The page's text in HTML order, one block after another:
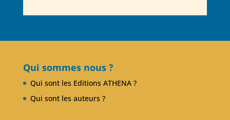
Qui sommes nous ?
Qui sont les Editions ATHENA ?
Qui sont les auteurs ?